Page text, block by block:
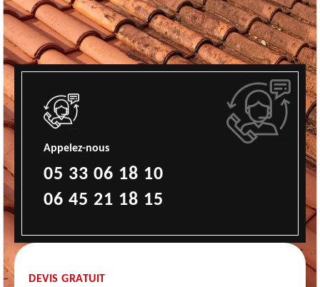
Appelez-nous
05 33 06 18 10
06 45 21 18 15
DEVIS GRATUIT